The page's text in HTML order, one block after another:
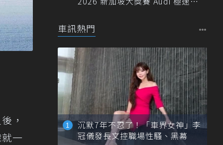
，
一
車訊熱門
沉默7年不忍了！「車界女神」李
冠儀發長文控職場性騷、黑幕